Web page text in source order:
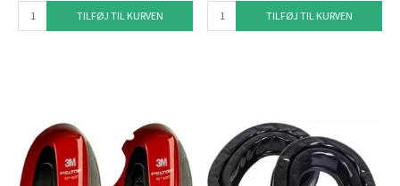
TILFØJ TIL KURVEN TILFØJ TIL KURVEN